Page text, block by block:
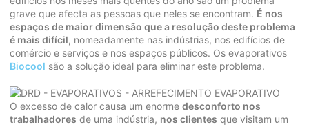
grave que afecta as pessoas que neles se encontram. É nos
espaços de maior dimensão que a resolução deste problema
é mais difícil, nomeadamente nas indústrias, nos edifícios de
comércio e serviços e nos espaços públicos. Os evaporativos
Biocool são a solução ideal para eliminar este problema.
O excesso de calor causa um enorme desconforto nos
trabalhadores de uma indústria, nos clientes que visitam um